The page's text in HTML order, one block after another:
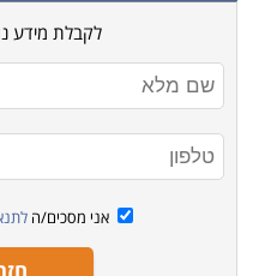
אורכים לרוב מאתיים שעות.
בדרך כלל אין תנאי
בסיסית והשכלה תיכונית.
ה-PMP
ותק בתחום ותואר אקדמי.
ניהול משא ומתן,
PMBOK, תכולת
לקבלת מידע
אני מסכים/ה